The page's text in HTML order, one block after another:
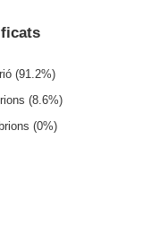
(91.2%)
(8.6%)
(0%)